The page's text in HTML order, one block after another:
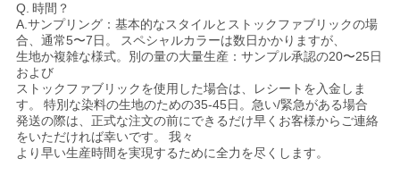
Q. 時間？
A.サンプリング：基本的なスタイルとストックファブリックの場
合、通常5〜7日。
スペシャルカラーは数日かかりますが、
生地か複雑な様式。別の量の大量生産：サンプル承認の20〜25日
および
ストックファブリックを使用した場合は、レシートを入金しま
す。
特別な染料の生地のための35-45日。急い/緊急がある場合
発送の際は、正式な注文の前にできるだけ早くお客様からご連絡
をいただければ幸いです。
我々
より早い生産時間を実現するために全力を尽くします。